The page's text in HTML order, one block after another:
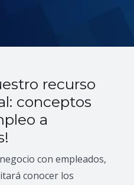
recurso
conceptos
a
con empleados,
conocer los